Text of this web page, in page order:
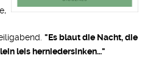
"Es blaut die Nacht, die
leis herniedersinken…"